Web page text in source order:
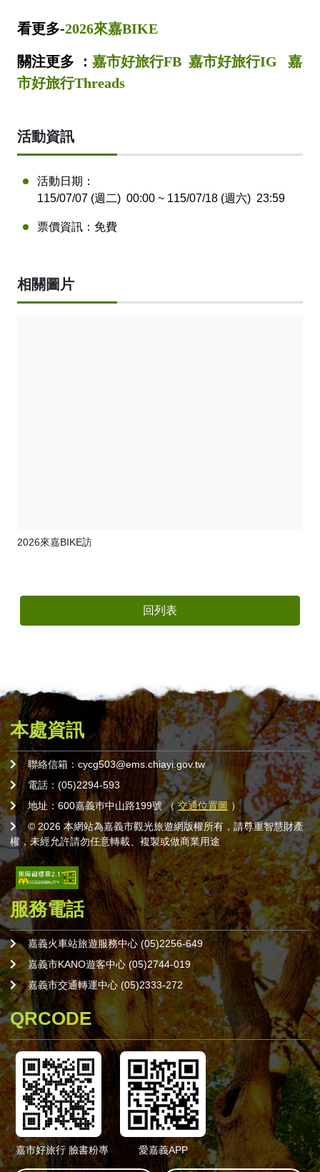
看更多-2026來嘉BIKE
關注更多 ： 嘉市好旅行FB 嘉市好旅行IG
嘉
市好旅行Threads
活動資訊
活動日期：
115/07/07 (週二) 00:00 ~ 115/07/18 (週六) 23:59
票價資訊： 免費
相關圖片
2026來嘉BIKE訪
回列表
本處資訊
聯絡信箱：cycg503@ems.chiayi.gov.tw
電話：(05)2294-593
地址：600嘉義巿中山路199號 （交通位置圖 ）
© 2026 本網站為嘉義市觀光旅遊網版權所有，請尊重智慧財產
權，未經允許請勿任意轉載、複製或做商業用途
服務電話
嘉義火車站旅遊服務中心 (05)2256-649
嘉義市KANO遊客中心 (05)2744-019
嘉義市交通轉運中心 (05)2333-272
QRCODE
嘉市好旅行 臉書粉專 愛嘉義APP